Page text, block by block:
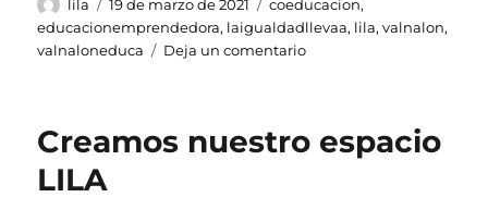
lila
el
19 de marzo de 2021 coeducacion,
educacionemprendedora, laigualdadllevaa, lila,valnalon,
valnaloneduca
Deja un comentarioen
especial
Creamos nuestro espacio
LILA